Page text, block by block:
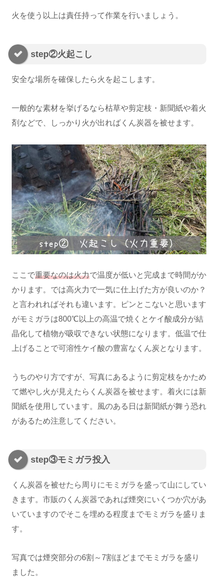
火を使う以上は責任持って作業を行いましょう。
step②火起こし
安全な場所を確保したら火を起こします。
一般的な素材を挙げるなら枯草や剪定枝・新聞紙や着火
剤などで、しっかり火が出ればくん炭器を被せます。
ここで重要なのは火力で温度が低いと完成まで時間がか
かります。では高火力で一気に仕上げた方が良いのか？
と言われればそれも違います。ピンとこないと思います
がモミガラは800℃以上の高温で焼くとケイ酸成分が結
晶化して植物が吸収できない状態になります。低温で仕
上げることで可溶性ケイ酸の豊富なくん炭となります。
うちのやり方ですが、写真にあるように剪定枝をかため
て燃やし火が見えたらくん炭器を被せます。着火には新
聞紙を使用しています。風のある日は新聞紙が舞う恐れ
があるため注意してください。
step③モミガラ投入
くん炭器を被せたら周りにモミガラを盛って山にしてい
きます。市販のくん炭器であれば煙突にいくつか穴があ
いていますのでそこを埋める程度までモミガラを盛りま
す。
写真では煙突部分の6割～7割ほどまでモミガラを盛り
ました。